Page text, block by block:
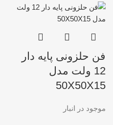
فن حلزونی پایه دار
12 ولت مدل
50X50X15
موجود در انبار